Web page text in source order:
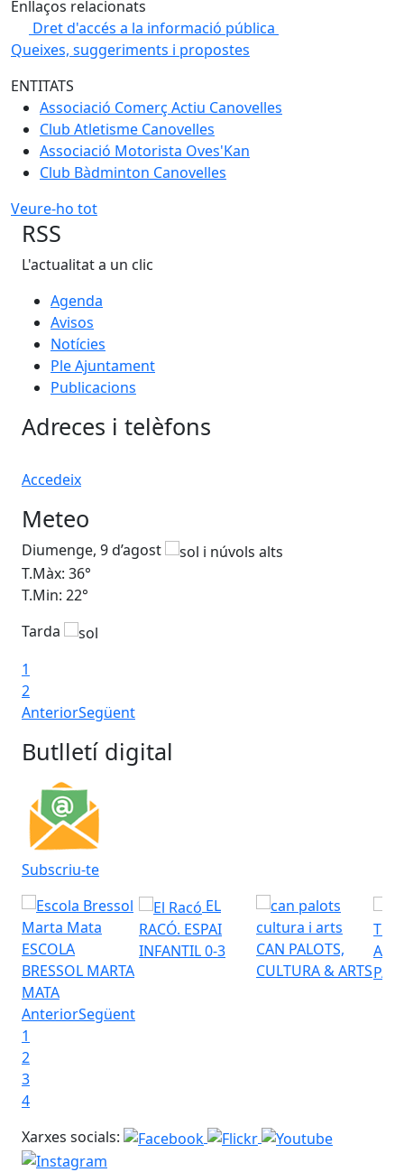
Enllaços relacionats
Dret d'accés a la informació pública
Queixes, suggeriments i propostes
ENTITATS
Associació Comerç Actiu Canovelles
Club Atletisme Canovelles
Associació Motorista Oves'Kan
Club Bàdminton Canovelles
Veure-ho tot
RSS
L'actualitat a un clic
Agenda
Avisos
Notícies
Ple Ajuntament
Publicacions
Adreces i telèfons
Accedeix
Meteo
Diumenge, 9 d’agost
T.Màx: 36°
T.Min: 22°
Tarda
1
2
AnteriorSegüent
Butlletí digital
Subscriu-te
ESCOLA
BRESSOL MARTA
MATA
EL
RACÓ. ESPAI
INFANTIL 0-3
CAN PALOTS,
CULTURA & ARTS
AnteriorSegüent
1
2
3
4
Xarxes socials: